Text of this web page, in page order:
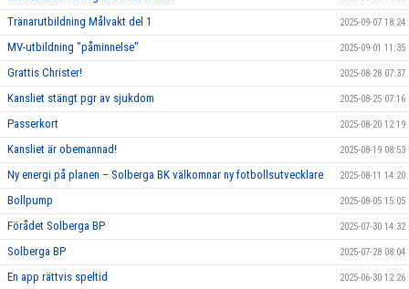
Tränarutbildning Målvakt del 1 2025-09-07 18:24
MV-utbildning "påminnelse" 2025-09-01 11:35
Grattis Christer! 2025-08-28 07:37
Kansliet stängt pgr av sjukdom 2025-08-25 07:16
Passerkort 2025-08-20 12:19
Kansliet är obemannad! 2025-08-19 08:53
Ny energi på planen – Solberga BK välkomnar ny fotbollsutvecklare 2025-08-11 14:20
Bollpump 2025-08-05 15:05
Förådet Solberga BP 2025-07-30 14:32
Solberga BP 2025-07-28 08:04
En app rättvis speltid 2025-06-30 12:26